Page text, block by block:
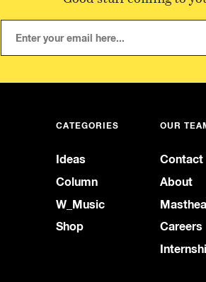
CATEGORIES
Ideas
Column
W_Music
Shop
OUR
Contact
About
Careers